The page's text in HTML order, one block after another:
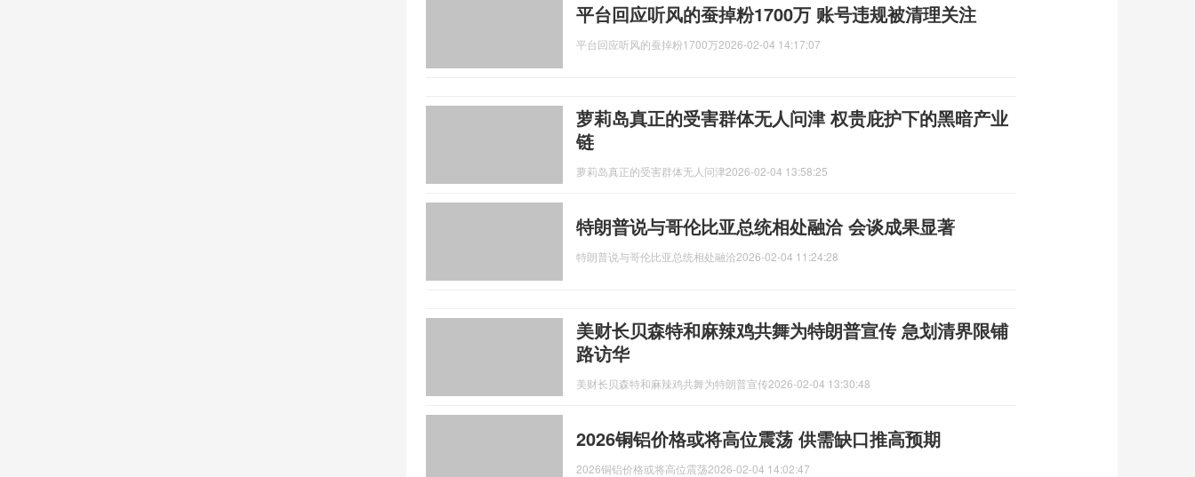
平台回应听风的蚕掉粉1700万 账号违规被清理关注
平台回应听风的蚕掉粉1700万2026-02-04 14:17:07
萝莉岛真正的受害群体无人问津 权贵庇护下的黑暗产业
链
萝莉岛真正的受害群体无人问津2026-02-04 13:58:25
特朗普说与哥伦比亚总统相处融洽 会谈成果显著
特朗普说与哥伦比亚总统相处融洽2026-02-04 11:24:28
美财长贝森特和麻辣鸡共舞为特朗普宣传 急划清界限铺
路访华
美财长贝森特和麻辣鸡共舞为特朗普宣传2026-02-04 13:30:48
2026铜铝价格或将高位震荡 供需缺口推高预期
2026铜铝价格或将高位震荡2026-02-04 14:02:47